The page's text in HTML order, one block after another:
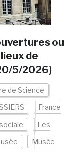
ou
de
5/2026)
de Science
France
Les
Musée